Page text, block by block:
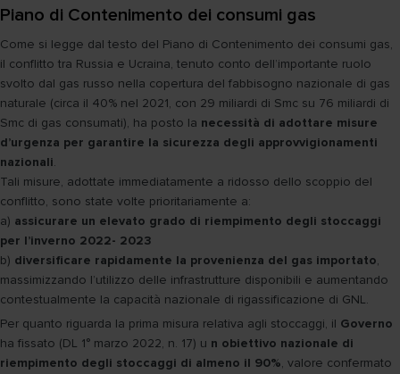
Piano di Contenimento dei consumi gas
Come si legge dal testo del Piano di Contenimento dei consumi gas,
il conflitto tra Russia e Ucraina, tenuto conto dell’importante ruolo
svolto dal gas russo nella copertura del fabbisogno nazionale di gas
naturale (circa il 40% nel 2021, con 29 miliardi di Smc su 76 miliardi di
Smc di gas consumati), ha posto la necessità di adottare misure
d’urgenza per garantire la sicurezza degli approvvigionamenti
nazionali.
Tali misure, adottate immediatamente a ridosso dello scoppio del
conflitto, sono state volte prioritariamente a:
a) assicurare un elevato grado di riempimento degli stoccaggi
per l’inverno 2022- 2023
b) diversificare rapidamente la provenienza del gas importato,
massimizzando l’utilizzo delle infrastrutture disponibili e aumentando
contestualmente la capacità nazionale di rigassificazione di GNL.
Per quanto riguarda la prima misura relativa agli stoccaggi, il Governo
ha fissato (DL 1° marzo 2022, n. 17) u n obiettivo nazionale di
riempimento degli stoccaggi di almeno il 90%, valore confermato